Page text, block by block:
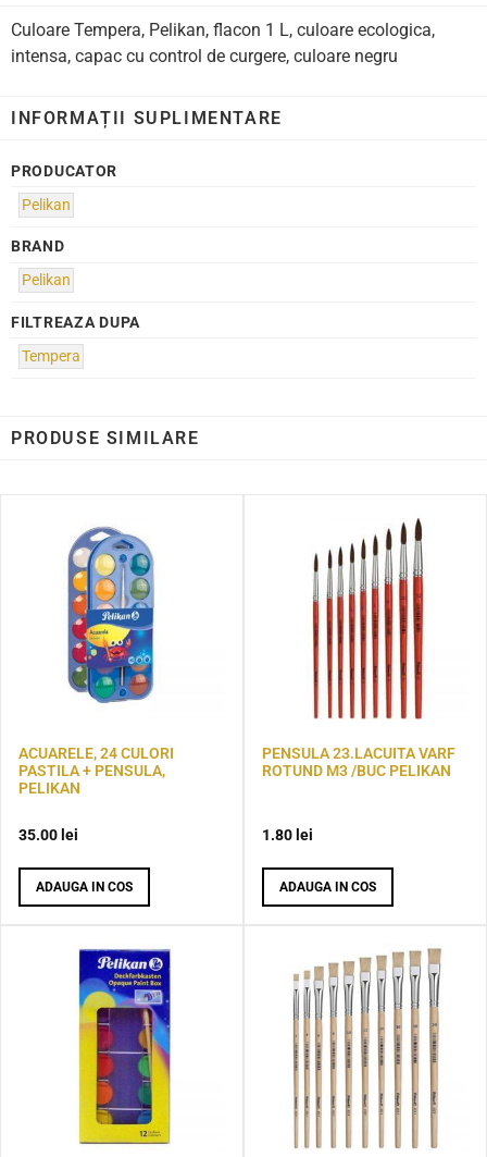
Culoare Tempera, Pelikan, flacon 1 L, culoare ecologica,
intensa, capac cu control de curgere, culoare negru
INFORMAȚII SUPLIMENTARE
PRODUCATOR
Pelikan
BRAND
Pelikan
FILTREAZA DUPA
Tempera
PRODUSE SIMILARE
ACUARELE, 24 CULORI
PASTILA + PENSULA,
PELIKAN
35.00 lei
ADAUGA IN COS
PENSULA 23.LACUITA VARF
ROTUND M3 /BUC PELIKAN
1.80 lei
ADAUGA IN COS